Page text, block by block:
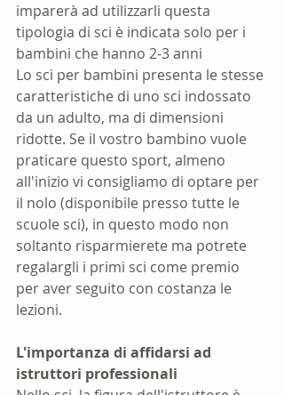
imparerà ad utilizzarli questa
tipologia di sci è indicata solo per i
bambini che hanno 2-3 anni
Lo sci per bambini presenta le stesse
caratteristiche di uno sci indossato
da un adulto, ma di dimensioni
ridotte. Se il vostro bambino vuole
praticare questo sport, almeno
all'inizio vi consigliamo di optare per
il nolo (disponibile presso tutte le
scuole sci), in questo modo non
soltanto risparmierete ma potrete
regalargli i primi sci come premio
per aver seguito con costanza le
lezioni.
L'importanza di affidarsi ad
istruttori professionali